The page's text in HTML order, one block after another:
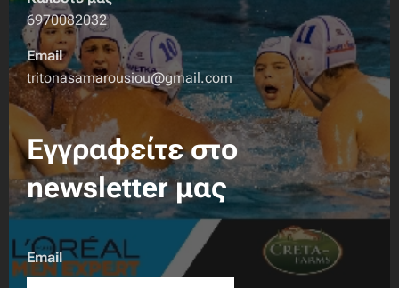
6970082032
Email
tritonasamarousiou@gmail.com
Εγγραφείτε στο
newsletter μας
Email